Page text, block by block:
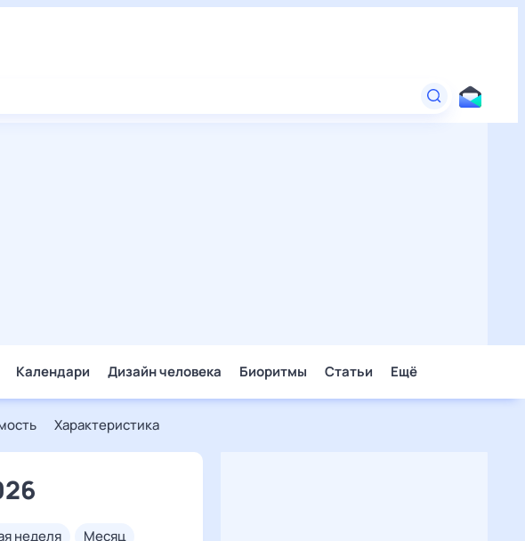
Календари Дизайн человека Биоритмы Статьи Ещё
Характеристика
неделя
месяц